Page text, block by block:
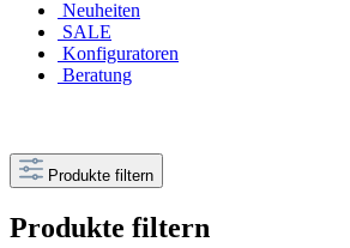
Neuheiten
SALE
Konfiguratoren
Beratung
Produkte filtern
Produkte filtern